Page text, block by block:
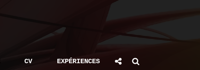
CV EXPÉRIENCES
Social